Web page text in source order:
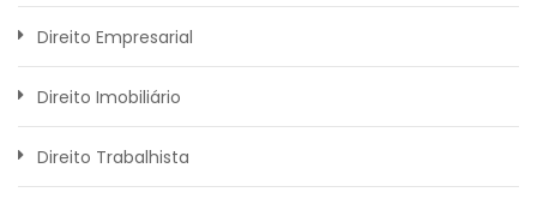
Direito Empresarial
Direito Imobiliário
Direito Trabalhista